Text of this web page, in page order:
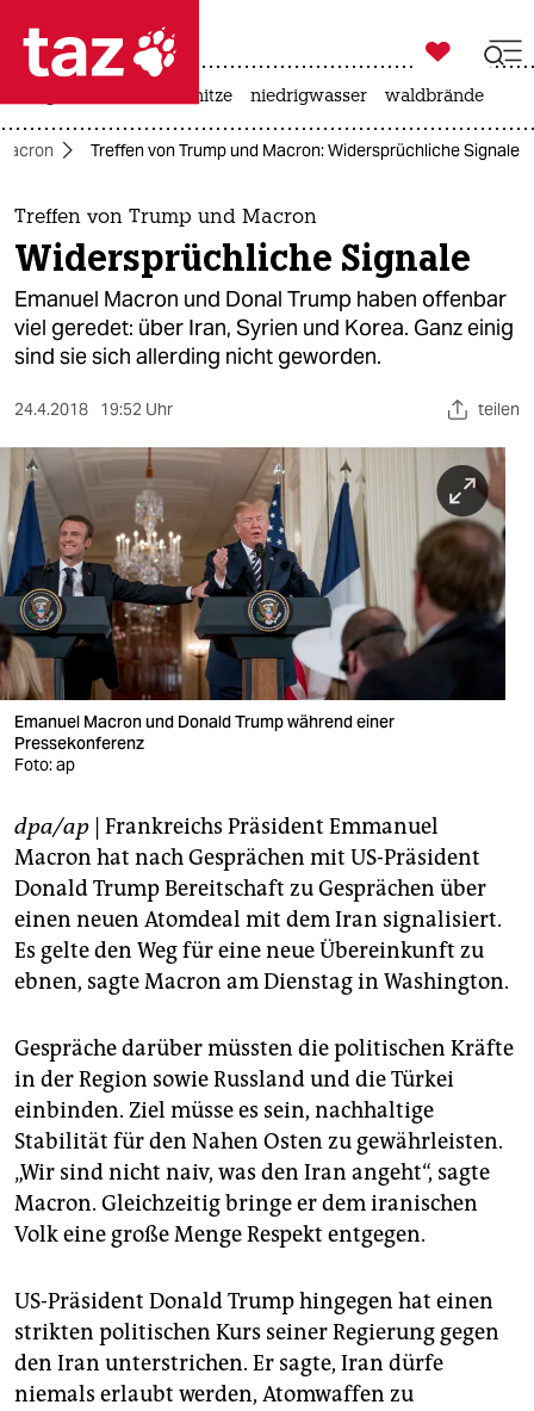
 taz zahl ich
taz zahl ich
themen
politik
öko
sport
berlin
nord
wahrheit
verlag
verlag
shop
fragen & hilfe
unterstützen
abo
epaper login

taz zahl ich
hitze niedrigwasser waldbrände
Treffen von Trump und Macron: Widersprüchliche Signale
Treffen von Trump und Macron
Widersprüchliche Signale
Emanuel Macron und Donal Trump haben offenbar
viel geredet: über Iran, Syrien und Korea. Ganz einig
sind sie sich allerding nicht geworden.
24.4.2018 19:52 Uhr teilen
Emanuel Macron und Donald Trump während einer
Pressekonferenz
Foto: ap
dpa/ap | Frankreichs Präsident Emmanuel
Macron hat nach Gesprächen mit US-Präsident
Donald Trump Bereitschaft zu Gesprächen über
einen neuen Atomdeal mit dem Iran signalisiert.
Es gelte den Weg für eine neue Übereinkunft zu
ebnen, sagte Macron am Dienstag in Washington.
Gespräche darüber müssten die politischen Kräfte
in der Region sowie Russland und die Türkei
einbinden. Ziel müsse es sein, nachhaltige
Stabilität für den Nahen Osten zu gewährleisten.
„Wir sind nicht naiv, was den Iran angeht“, sagte
Macron. Gleichzeitig bringe er dem iranischen
Volk eine große Menge Respekt entgegen.
US-Präsident Donald Trump hingegen hat einen
strikten politischen Kurs seiner Regierung gegen
den Iran unterstrichen. Er sagte, Iran dürfe
niemals erlaubt werden, Atomwaffen zu